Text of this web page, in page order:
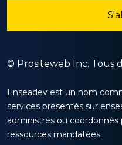
© Prositeweb Inc. Tous
Enseadev est un nom
services présentés sur
administrés ou coordonnés
ressources mandatées.